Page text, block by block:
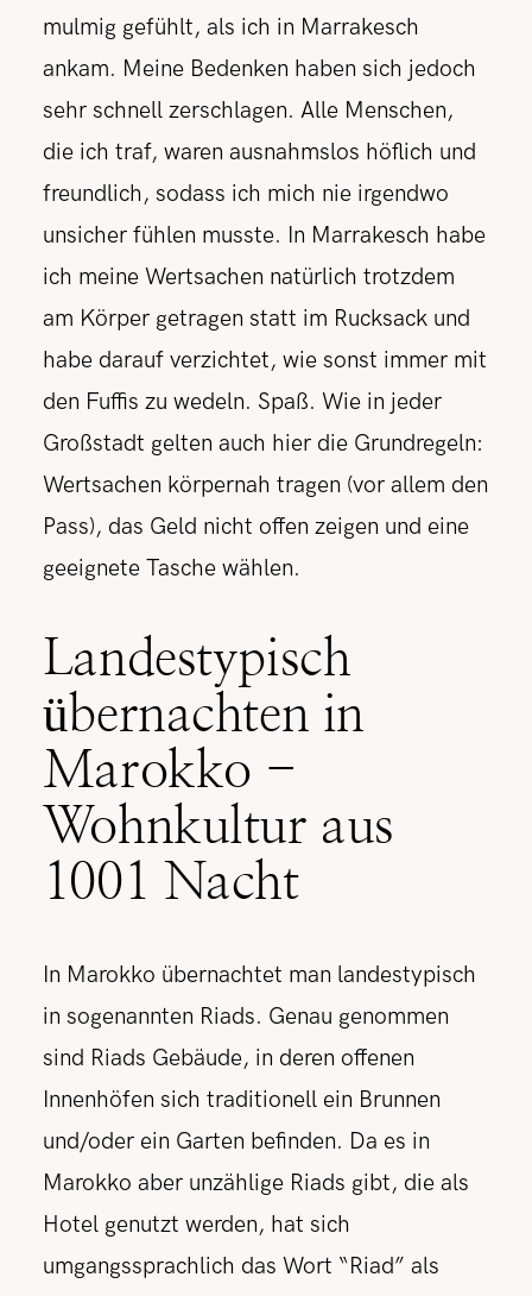
mulmig gefühlt, als ich in Marrakesch
ankam. Meine Bedenken haben sich jedoch
sehr schnell zerschlagen. Alle Menschen,
die ich traf, waren ausnahmslos höflich und
freundlich, sodass ich mich nie irgendwo
unsicher fühlen musste. In Marrakesch habe
ich meine Wertsachen natürlich trotzdem
am Körper getragen statt im Rucksack und
habe darauf verzichtet, wie sonst immer mit
den Fuffis zu wedeln. Spaß. Wie in jeder
Großstadt gelten auch hier die Grundregeln:
Wertsachen körpernah tragen (vor allem den
Pass), das Geld nicht offen zeigen und eine
geeignete Tasche wählen.
Landestypisch
übernachten in
Marokko -
Wohnkultur aus
1001 Nacht
In Marokko übernachtet man landestypisch
in sogenannten Riads. Genau genommen
sind Riads Gebäude, in deren offenen
Innenhöfen sich traditionell ein Brunnen
und/oder ein Garten befinden. Da es in
Marokko aber unzählige Riads gibt, die als
Hotel genutzt werden, hat sich
umgangssprachlich das Wort “Riad” als